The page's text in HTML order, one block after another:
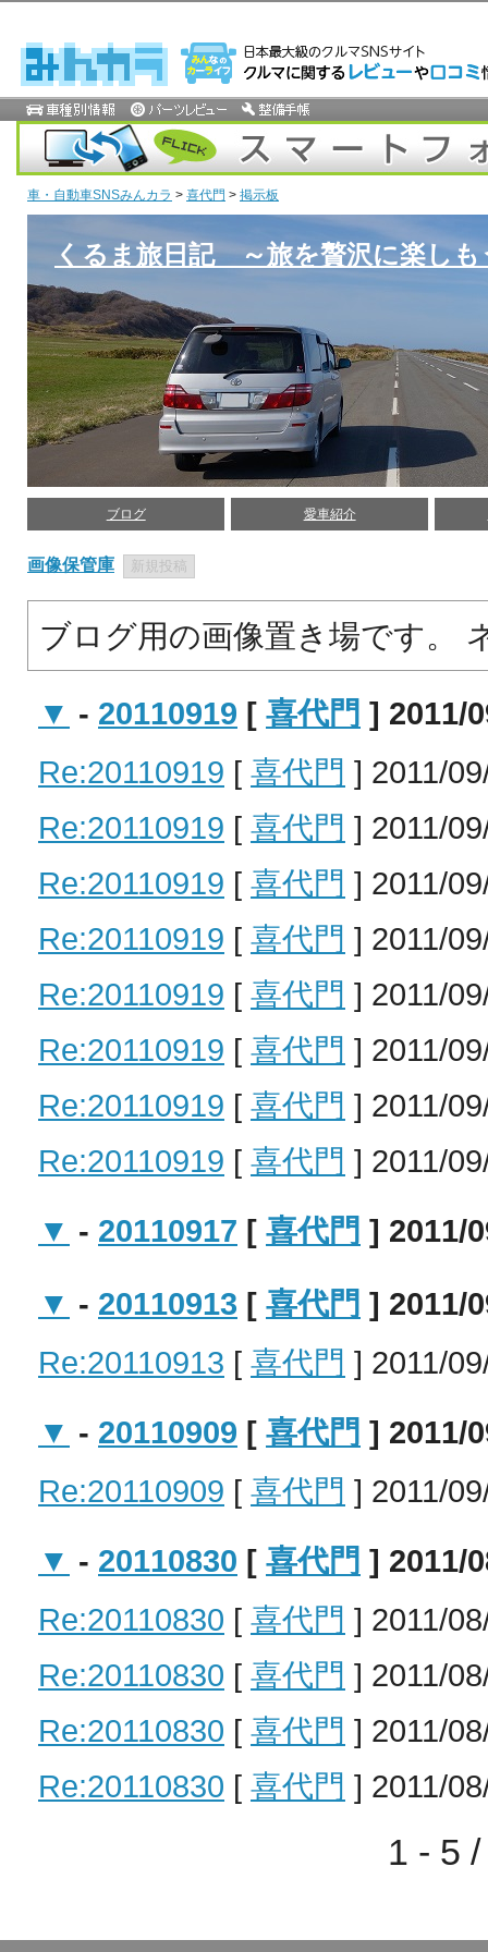
車・自動車SNSみんカラ > 喜代門 > 掲示板
くるま旅日記 ～旅を贅沢に楽しも
ブログ 愛車紹介
画像保管庫
ブログ用の画像置き場です。
▼ - 20110919 [ 喜代門 ] 2011/
Re:20110919 [ 喜代門 ] 2011/
Re:20110919 [ 喜代門 ] 2011/
Re:20110919 [ 喜代門 ] 2011/
Re:20110919 [ 喜代門 ] 2011/
Re:20110919 [ 喜代門 ] 2011/
Re:20110919 [ 喜代門 ] 2011/
Re:20110919 [ 喜代門 ] 2011/
Re:20110919 [ 喜代門 ] 2011/
▼ - 20110917 [ 喜代門 ] 2011/
▼ - 20110913 [ 喜代門 ] 2011/
Re:20110913 [ 喜代門 ] 2011/
▼ - 20110909 [ 喜代門 ] 2011/
Re:20110909 [ 喜代門 ] 2011/
▼ - 20110830 [ 喜代門 ] 2011/
Re:20110830 [ 喜代門 ] 2011/
Re:20110830 [ 喜代門 ] 2011/
Re:20110830 [ 喜代門 ] 2011/
Re:20110830 [ 喜代門 ] 2011/
1 - 5